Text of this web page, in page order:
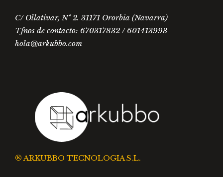
C/ Ollativar, Nº 2. 31171 Ororbia (Navarra)
Tfnos de contacto: 670317832 / 601413993
hola@arkubbo.com
® ARKUBBO TECNOLOGIA S.L.